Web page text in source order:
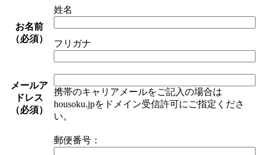
お名前
（必須）
姓名
フリガナ
メールア
ドレス
（必須）
携帯のキャリアメールをご記入の場合は
housoku.jpをドメイン受信許可にご指定くださ
い。
郵便番号：